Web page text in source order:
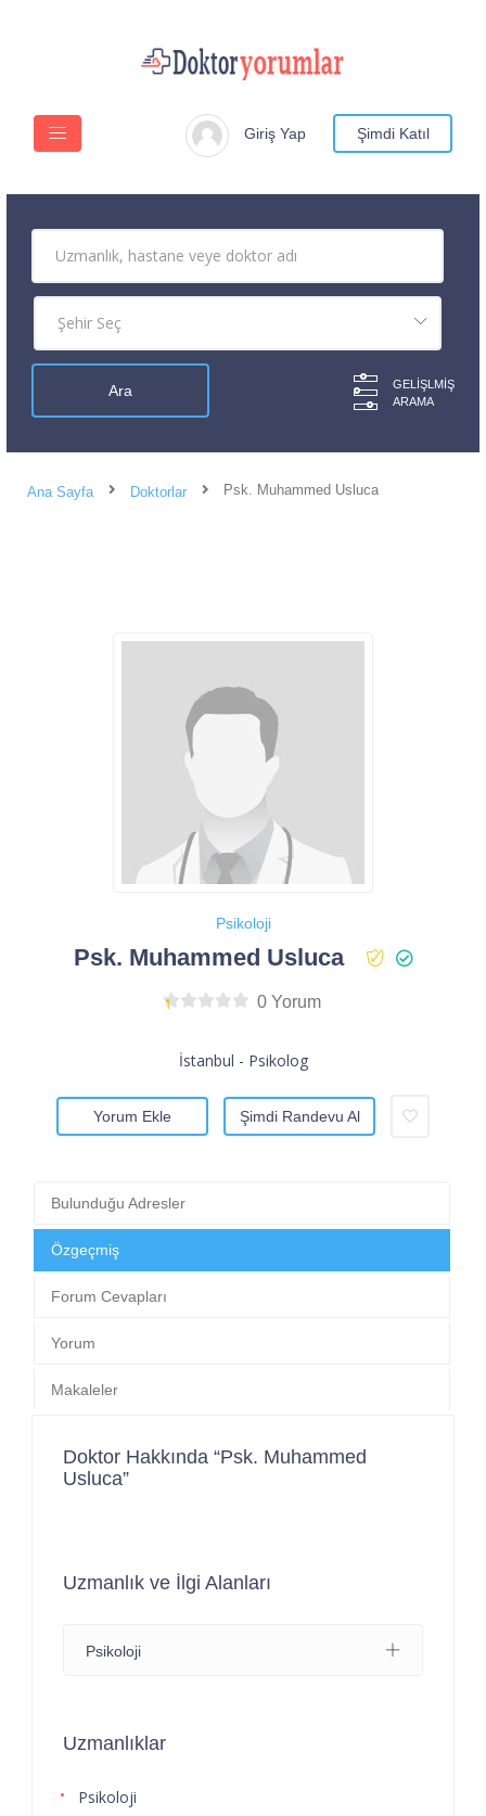
Giriş Yap Şimdi Katıl
GELIŞLMIŞ
ARAMA
Ana Sayfa Doktorlar Psk. Muhammed Usluca
Psikoloji
Psk. Muhammed Usluca
0 Yorum
İstanbul - Psikolog
Yorum Ekle Şimdi Randevu Al
Bulunduğu Adresler
Özgeçmiş
Forum Cevapları
Yorum
Makaleler
Doktor Hakkında “Psk. Muhammed
Usluca”
Uzmanlık ve İlgi Alanları
Psikoloji
Uzmanlıklar
Psikoloji